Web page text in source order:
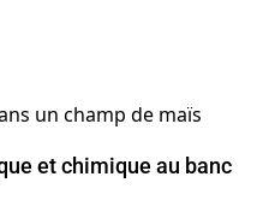
et chimique au banc